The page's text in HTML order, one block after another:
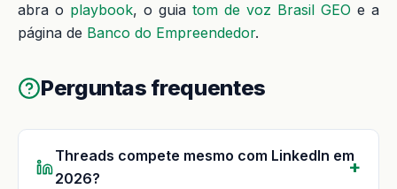
abra o playbook, o guia tom de voz Brasil GEO e a
página de Banco do Empreendedor.
Perguntas frequentes
Threads compete mesmo com LinkedIn em
2026?